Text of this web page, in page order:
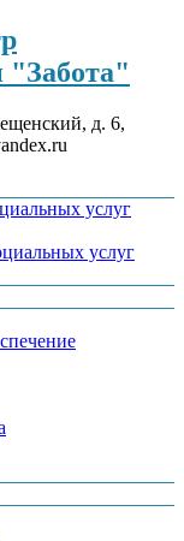
"Забота"
д. 6,
услуг
услуг